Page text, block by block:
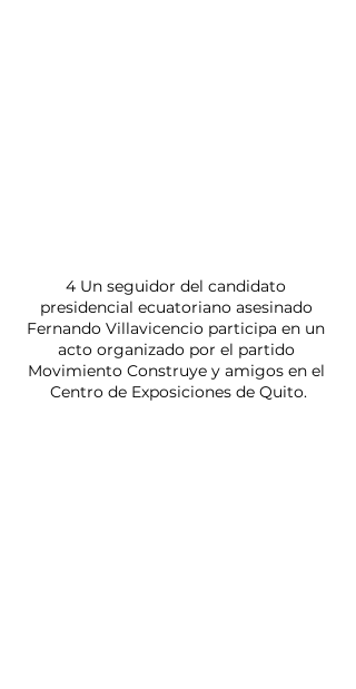
4 Un seguidor del candidato
presidencial ecuatoriano asesinado
Fernando Villavicencio participa en un
acto organizado por el partido
Movimiento Construye y amigos en el
Centro de Exposiciones de Quito.